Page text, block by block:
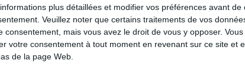
plus détaillées et modifier vos préférences avant
Veuillez noter que certains traitements de vos
consentement, mais vous avez le droit de vous y opposer.
votre consentement à tout moment en revenant sur ce site et
de la page Web.
CLASSEMENT PAR COMPÉTITIONS
NIFL Premiership